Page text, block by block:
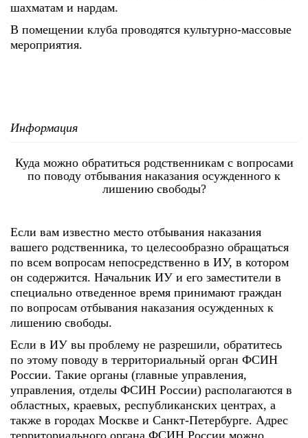
шахматам и нардам.
В помещении клуба проводятся культурно-массовые
мероприятия.
Информация
Куда можно обратиться родственникам с вопросами
по поводу отбывания наказания осужденного к
лишению свободы?
Если вам известно место отбывания наказания
вашего родственника, то целесообразно обращаться
по всем вопросам непосредственно в ИУ, в котором
он содержится. Начальник ИУ и его заместители в
специально отведенное время принимают граждан
по вопросам отбывания наказания осужденных к
лишению свободы.
Если в ИУ вы проблему не разрешили, обратитесь
по этому поводу в территориальный орган ФСИН
России. Такие органы (главные управления,
управления, отделы ФСИН России) располагаются в
областных, краевых, республиканских центрах, а
также в городах Москве и Санкт-Петербурге. Адрес
территориального органа ФСИН России можно